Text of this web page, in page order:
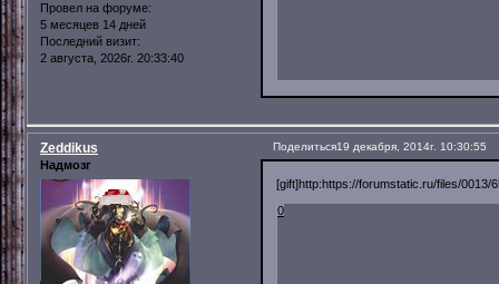
Провел на форуме:
5 месяцев 14 дней
Последний визит:
2 августа, 2026г. 20:33:40
Поделиться19 декабря, 2014г. 10:30:55
Zeddikus
Надмозг
[gift]http:https://forumstatic.ru/files/0013/
0